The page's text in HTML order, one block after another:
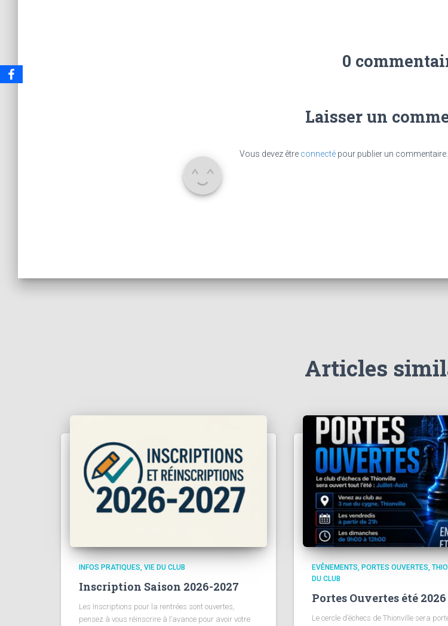
0
Laisser un
Vous devez être connecté pour publier un commentaire.
Articles
INFOS PRATIQUES VIE DU CLUB
Inscription Saison 2026-2027
Les Inscriptions pour la rentrées sont ouvertes,
pensez à vous réinscrire à l’avance pour avoir votre
EVÊNEMENTS PORTES OUVERTES
DU CLUB
Portes Ouvertes été 2026
Le cercle d’échecs de Thionville sera